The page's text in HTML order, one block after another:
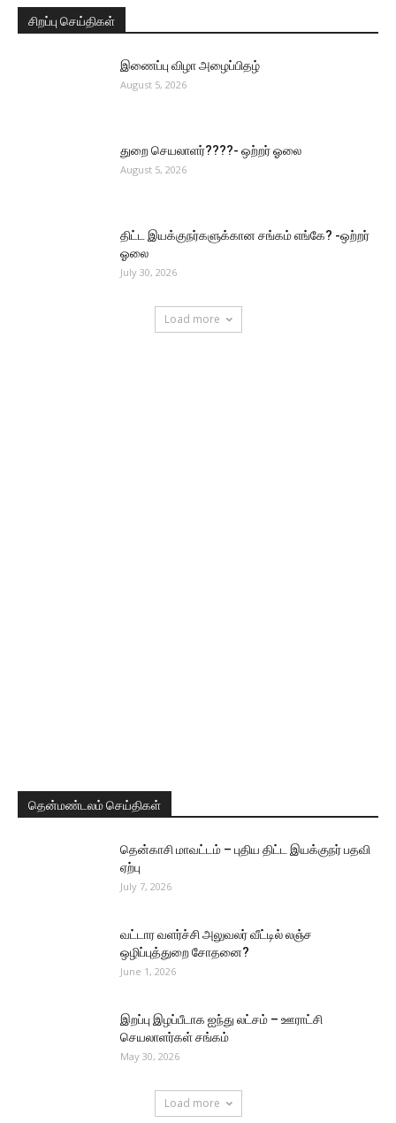
சிறப்பு செய்திகள்
இணைப்பு விழா அழைப்பிதழ்
August 5, 2026
துறை செயலாளர்????- ஒற்றர் ஓலை
August 5, 2026
திட்ட இயக்குநர்களுக்கான சங்கம் எங்கே? -ஒற்றர்
ஓலை
July 30, 2026
Load more
தென்மண்டலம் செய்திகள்
தென்காசி மாவட்டம் – புதிய திட்ட இயக்குநர் பதவி
ஏற்பு
July 7, 2026
வட்டார வளர்ச்சி அலுவலர் வீட்டில் லஞ்ச
ஒழிப்புத்துறை சோதனை?
June 1, 2026
இறப்பு இழப்பீடாக ஐந்து லட்சம் – ஊராட்சி
செயலாளர்கள் சங்கம்
May 30, 2026
Load more